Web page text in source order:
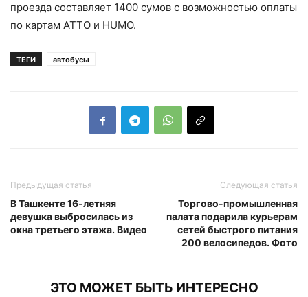
проезда составляет 1400 сумов с возможностью оплаты
по картам ATTO и HUMO.
ТЕГИ автобусы
Предыдущая статья
В Ташкенте 16-летняя
девушка выбросилась из
окна третьего этажа. Видео
Следующая статья
Торгово-промышленная
палата подарила курьерам
сетей быстрого питания
200 велосипедов. Фото
ЭТО МОЖЕТ БЫТЬ ИНТЕРЕСНО